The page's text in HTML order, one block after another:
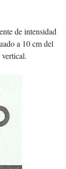
de intensidad
a 10 cm del